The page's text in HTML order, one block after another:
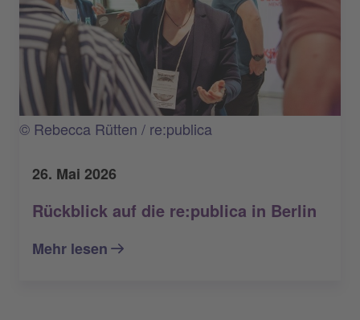
© Rebecca Rütten / re:publica
26. Mai 2026
Rückblick auf die re:publica in Berlin
Mehr lesen